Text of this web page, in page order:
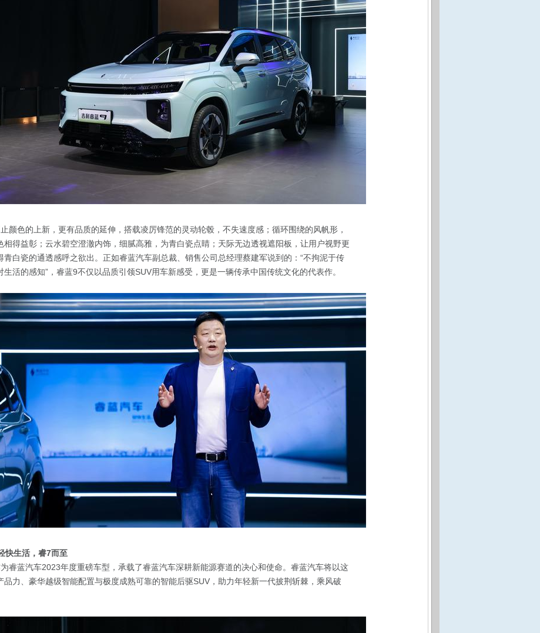
颜色的上新，更有品质的延伸，搭载凌厉锋范的灵动轮毂，不失速度感；循环围绕的风帆形，
相得益彰；云水碧空澄澈内饰，细腻高雅，为青白瓷点睛；天际无边透视遮阳板，让用户视野更
青白瓷的通透感呼之欲出。正如睿蓝汽车副总裁、销售公司总经理蔡建军说到的：“不拘泥于传
生活的感知”，睿蓝9不仅以品质引领SUV用车新感受，更是一辆传承中国传统文化的代表作。
快生活，睿7而至
睿蓝汽车2023年度重磅车型，承载了睿蓝汽车深耕新能源赛道的决心和使命。睿蓝汽车将以这
品力、豪华越级智能配置与极度成熟可靠的智能后驱SUV，助力年轻新一代披荆斩棘，乘风破